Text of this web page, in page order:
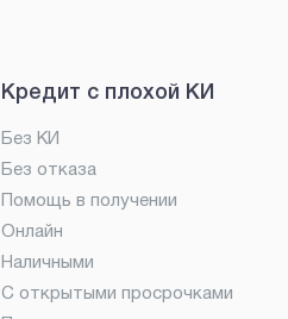
Кредит с плохой КИ
Без КИ
Без отказа
Помощь в получении
Онлайн
Наличными
С открытыми просрочками